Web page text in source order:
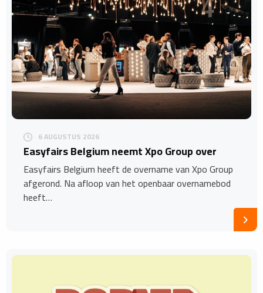
6 AUGUSTUS 2026
Easyfairs Belgium neemt Xpo Group over
Easyfairs Belgium heeft de overname van Xpo Group
afgerond. Na afloop van het openbaar overnamebod
heeft…